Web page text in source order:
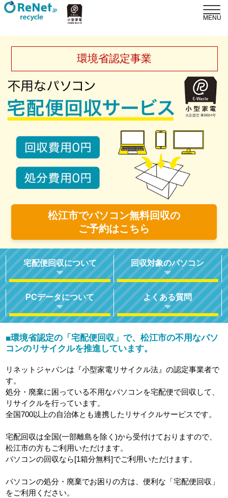
環境省認定事業
松江市でパソコン無料回収の
ご予約はこちら
宅配便回収について 回収対象のパソコン
PCデータについて よくある質問
■環境省認定の「宅配便回収」で、松江市の不用なパソ
コンのリサイクルを推進しています。
リネットジャパンは『小型家電リサイクル法』の認定事業者で
す。
処分・廃棄に困っている不用なパソコンを宅配便で回収して、
リサイクルを行っています。
全国700以上の自治体とも連携したリサイクルサービスです。
宅配回収は全国(一部離島を除く)から受付けておりますので、
松江市の方もご利用いただけます。
パソコンの回収なら[1箱分無料]でご利用いただけます。
パソコンの処分・廃棄でお困りの方は、便利な「宅配便回収」
をご利用ください。